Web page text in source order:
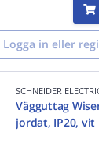
Logga in eller
SCHNEIDER
Vägguttag
jordat, IP20, vit